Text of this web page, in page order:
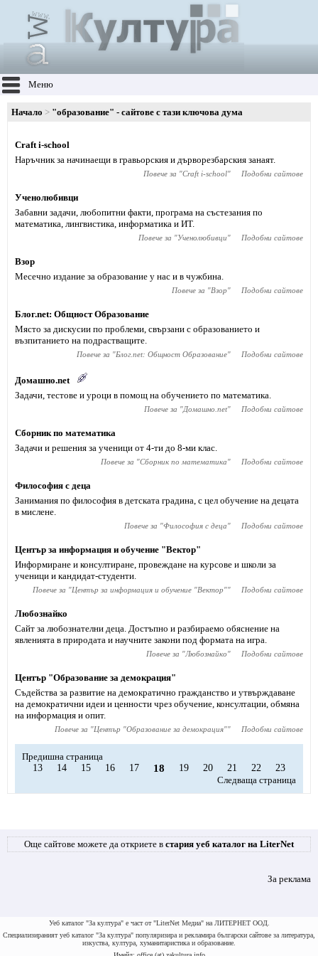
Меню
Начало "образование" - сайтове с тази ключова дума
Craft i-school
Наръчник за начинаещи в гравьорския и дърворезбарския занаят.
Повече за "Craft i-school" Подобни сайтове
Ученолюбивци
Забавни задачи, любопитни факти, програма на състезания по
математика, лингвистика, информатика и ИТ.
Повече за "Ученолюбивци" Подобни сайтове
Взор
Месечно издание за образование у нас и в чужбина.
Повече за "Взор" Подобни сайтове
Блог.net: Общност Образование
Място за дискусии по проблеми, свързани с образованието и
възпитанието на подрастващите.
Повече за "Блог.net: Общност Образование" Подобни сайтове
Домашно.net
Задачи, тестове и уроци в помощ на обучението по математика.
Повече за "Домашно.net" Подобни сайтове
Сборник по математика
Задачи и решения за ученици от 4-ти до 8-ми клас.
Повече за "Сборник по математика" Подобни сайтове
Философия с деца
Занимания по философия в детската градина, с цел обучение на децата
в мислене.
Повече за "Философия с деца" Подобни сайтове
Център за информация и обучение "Вектор"
Информиране и консултиране, провеждане на курсове и школи за
ученици и кандидат-студенти.
Повече за "Център за информация и обучение "Вектор"" Подобни сайтове
Любознайко
Сайт за любознателни деца. Достъпно и разбираемо обяснение на
явленията в природата и научните закони под формата на игра.
Повече за "Любознайко" Подобни сайтове
Център "Образование за демокрация"
Съдейства за развитие на демократично гражданство и утвърждаване
на демократични идеи и ценности чрез обучение, консултации, обмяна
на информация и опит.
Повече за "Център "Образование за демокрация"" Подобни сайтове
Предишна страница
13
14 15 16 17 18 19 20 21 22
23
Следваща страница
Още сайтове можете да откриете в стария уеб каталог на LiterNet
За реклама
Уеб каталог "За култура" е част от "LiterNet Медиа" на ЛИТЕРНЕТ ООД.
Специализираният уеб каталог "За култура" популяризира и рекламира български сайтове за литература,
изкуства, култура, хуманитаристика и образование.